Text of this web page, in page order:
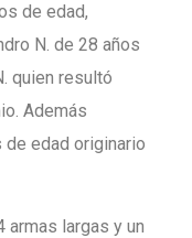
de edad,
N. de 28 años
quien resultó
Además
de edad originario
largas y un